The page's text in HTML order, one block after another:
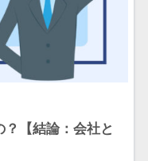
【結論：会社と